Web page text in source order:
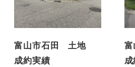
富山市石田 土地
成約実績